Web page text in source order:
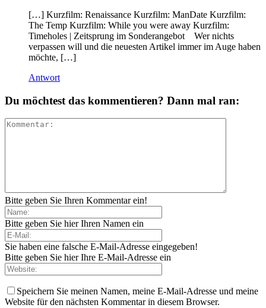
[…] Kurzfilm: Renaissance Kurzfilm: ManDate Kurzfilm:
The Temp Kurzfilm: While you were away Kurzfilm:
Timeholes | Zeitsprung im Sonderangebot Wer nichts
verpassen will und die neuesten Artikel immer im Auge haben
möchte, […]
Antwort
Du möchtest das kommentieren? Dann mal ran:
Bitte geben Sie Ihren Kommentar ein!
Bitte geben Sie hier Ihren Namen ein
Sie haben eine falsche E-Mail-Adresse eingegeben!
Bitte geben Sie hier Ihre E-Mail-Adresse ein
Speichern Sie meinen Namen, meine E-Mail-Adresse und meine
Website für den nächsten Kommentar in diesem Browser.